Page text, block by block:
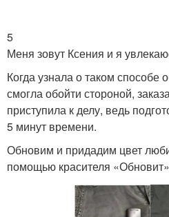
5
Меня зовут Ксения и я
Когда узнала о таком способе
смогла обойти стороной,
приступила к делу, ведь
5 минут времени.
Обновим и придадим цвет
помощью красителя